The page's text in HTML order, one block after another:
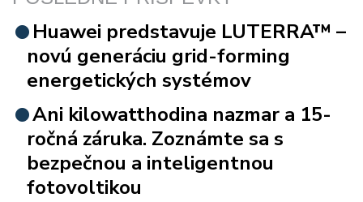
Huawei predstavuje LUTERRA™ –
novú generáciu grid-forming
energetických systémov
Ani kilowatthodina nazmar a 15-
ročná záruka. Zoznámte sa s
bezpečnou a inteligentnou
fotovoltikou